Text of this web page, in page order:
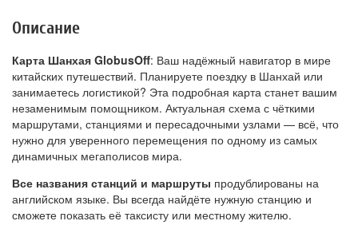
Описание
Карта Шанхая GlobusOff: Ваш надёжный навигатор в мире
китайских путешествий. Планируете поездку в Шанхай или
занимаетесь логистикой? Эта подробная карта станет вашим
незаменимым помощником. Актуальная схема с чёткими
маршрутами, станциями и пересадочными узлами — всё, что
нужно для уверенного перемещения по одному из самых
динамичных мегаполисов мира.
Все названия станций и маршруты продублированы на
английском языке. Вы всегда найдёте нужную станцию и
сможете показать её таксисту или местному жителю.